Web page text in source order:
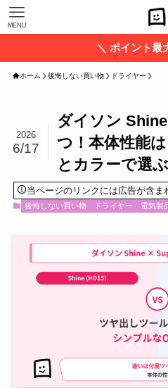
MENU
＼ ポイント最
ホーム 後悔しない買い物 ドライヤー
ダイソン
つ！本体性能
とカラーで選
2026
6/17
当ページのリンクには広告が含ま
後悔しない買い物 ドライヤー 電気製